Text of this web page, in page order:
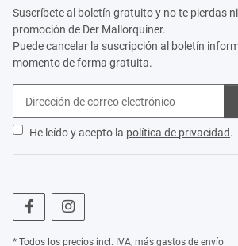
Suscríbete al boletín gratuito y no te pierdas
promoción de Der Mallorquiner.
Puede cancelar la suscripción al boletín
momento de forma gratuita.
He leído y acepto la política de privacidad.
* Todos los precios incl. IVA, más gastos de envío